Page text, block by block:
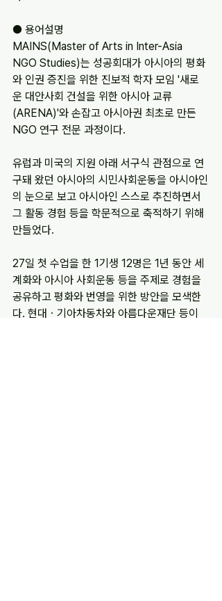
● 용어설명
MAINS(Master of Arts in Inter-Asia
NGO Studies)는 성공회대가 아시아의 평화
와 인권 증진을 위한 진보적 학자 모임 '새로
운 대안사회 건설을 위한 아시아 교류
(ARENA)'와 손잡고 아시아권 최초로 만든
NGO 연구 전문 과정이다.
유럽과 미국의 지원 아래 서구식 관점으로 연
구돼 왔던 아시아의 시민사회운동을 아시아인
의 눈으로 보고 아시아인 스스로 추진하면서
그 활동 경험 등을 학문적으로 축적하기 위해
만들었다.
27일 첫 수업을 한 1기생 12명은 1년 동안 세
계화와 아시아 사회운동 등을 주제로 경험을
공유하고 평화와 번영을 위한 방안을 모색한
다. 현대ㆍ기아차동차와 아름다운재단 등이